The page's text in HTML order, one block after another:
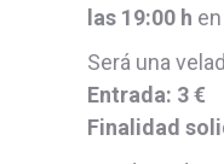
las 19:00 h en
Será una
Entrada: 3 €
Finalidad